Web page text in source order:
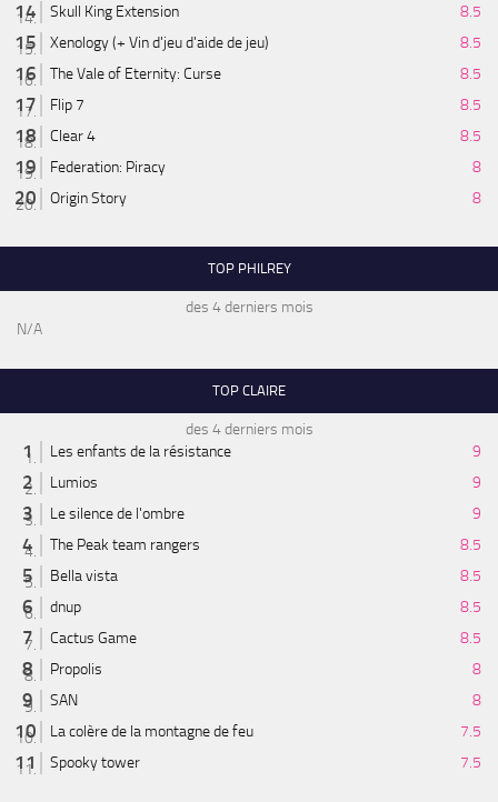
Skull King Extension
8.5
Xenology (+ Vin d'jeu d'aide de jeu)
8.5
The Vale of Eternity: Curse
8.5
Flip 7
8.5
Clear 4
8.5
Federation: Piracy
8
Origin Story
8
TOP PHILREY
des 4 derniers mois
N/A
TOP CLAIRE
des 4 derniers mois
Les enfants de la résistance
9
Lumios
9
Le silence de l'ombre
9
The Peak team rangers
8.5
Bella vista
8.5
dnup
8.5
Cactus Game
8.5
Propolis
8
SAN
8
La colère de la montagne de feu
7.5
Spooky tower
7.5